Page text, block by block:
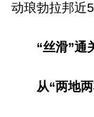
动琅勃拉邦近
“丝滑”通
从“两地